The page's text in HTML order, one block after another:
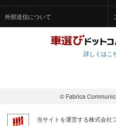
外部送信について
詳しくはこ
© Fabrica
当サイトを運営する株式会社